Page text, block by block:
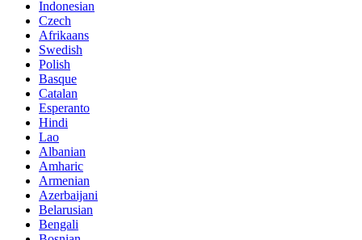
Indonesian
Czech
Afrikaans
Swedish
Polish
Basque
Catalan
Esperanto
Hindi
Lao
Albanian
Amharic
Armenian
Azerbaijani
Belarusian
Bengali